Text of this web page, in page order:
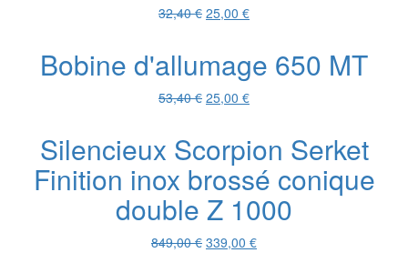
32,40€ Le
était :
32,40 €.
25,00 €Le
est :
25,00 €.
Bobine d'allumage 650 MT
53,40€ Le
était :
53,40 €.
25,00 €Le
est :
25,00 €.
Silencieux Scorpion Serket
Finition inox brossé conique
double Z 1000
849,00€ Le
339,00 €Le